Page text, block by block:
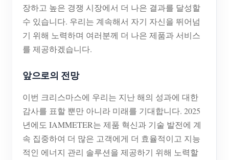
장하고 높은 경쟁 시장에서 더 나은 결과를 달성할
수 있습니다. 우리는 계속해서 자기 자신을 뛰어넘
기 위해 노력하며 여러분께 더 나은 제품과 서비스
를 제공하겠습니다.
앞으로의 전망
이번 크리스마스에 우리는 지난 해의 성과에 대한
감사를 표할 뿐만 아니라 미래를 기대합니다. 2025
년에도 IAMMETER는 제품 혁신과 기술 발전에 계
속 집중하여 더 많은 고객에게 더 효율적이고 지능
적인 에너지 관리 솔루션을 제공하기 위해 노력할